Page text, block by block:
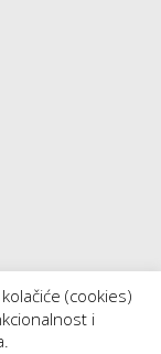
(cookies)
i